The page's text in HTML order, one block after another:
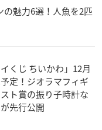
の魅力6選！人魚を2匹
イくじ ちいかわ」12月
定！ジオラマフィギ
ト賞の振り子時計な
先行公開